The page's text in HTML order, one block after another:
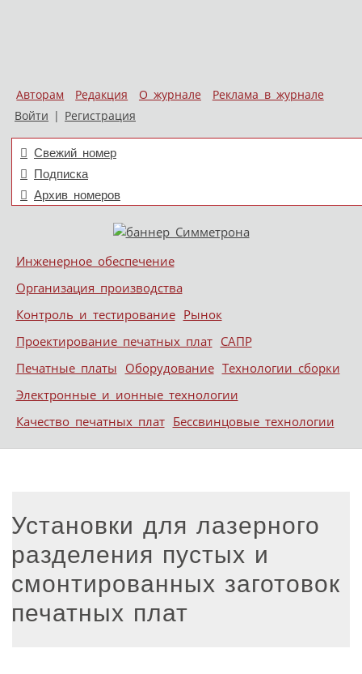
Авторам Редакция О журнале
Реклама в журнале
Войти | Регистрация
Свежий номер
Подписка
Архив номеров
Меню
Skip to content
Инженерное обеспечение
Организация производства
Контроль и тестирование Рынок
Проектирование печатных плат САПР
Печатные платы Оборудование Технологии сборки
Электронные и ионные технологии
Качество печатных плат Бессвинцовые технологии
Установки для лазерного
разделения пустых и
смонтированных заготовок
печатных плат